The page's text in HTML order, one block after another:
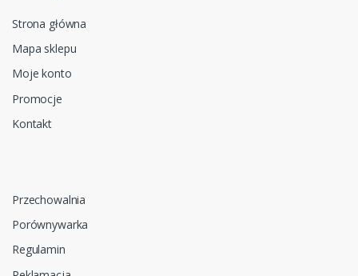
Strona główna
Mapa sklepu
Moje konto
Promocje
Kontakt
Przechowalnia
Porównywarka
Regulamin